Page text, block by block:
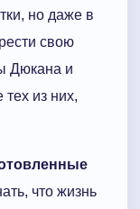
но даже в
свою
Дюкана и
из них,
что жизнь